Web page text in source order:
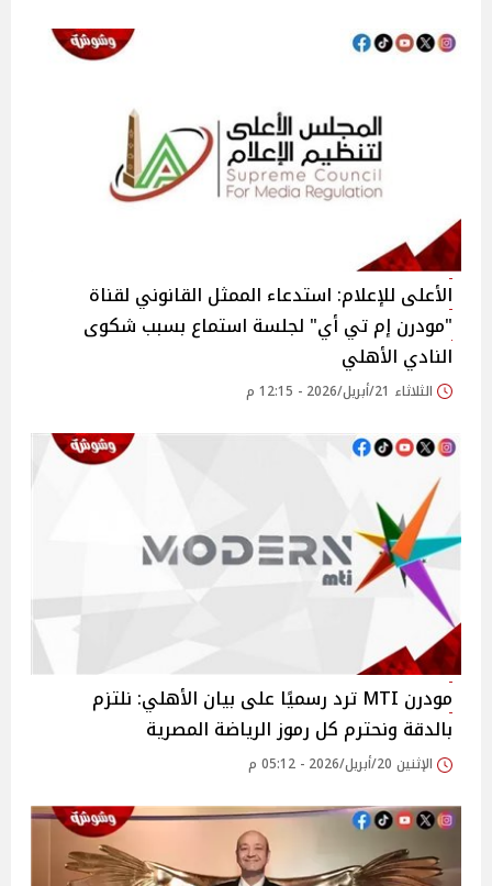
الأعلى للإعلام: استدعاء الممثل القانوني لقناة
"مودرن إم تي أي" لجلسة استماع بسبب شكوى
النادي الأهلي
الثلاثاء 21/أبريل/2026 - 12:15 م
مودرن MTI ترد رسميًا على بيان الأهلي: نلتزم
بالدقة ونحترم كل رموز الرياضة المصرية
الإثنين 20/أبريل/2026 - 05:12 م